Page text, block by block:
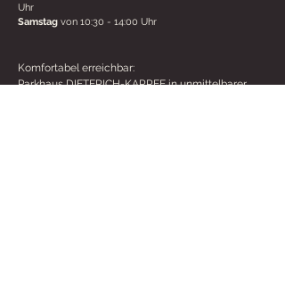
Uhr
Samstag von 10:30 - 14:00 Uhr
Komfortabel erreichbar:
Parkhaus DIETERICH-KARREE in unmittelbarer